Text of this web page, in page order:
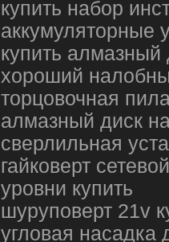
купить набор
купить алмазный
хороший
торцовочная
алмазный диск
сверлильная
гайковерт
уровни купить
шуруповерт 21v
угловая насадка